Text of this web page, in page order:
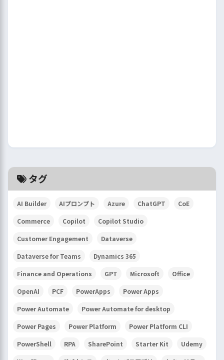
タグ
AI Builder AIプロンプト Azure ChatGPT CoE
Commerce Copilot Copilot Studio
Customer Engagement Dataverse
Dataverse for Teams Dynamics 365
Finance and Operations GPT Microsoft Office
OpenAI PCF PowerApps Power Apps
Power Automate Power Automate for desktop
Power Pages Power Platform Power Platform CLI
PowerShell RPA SharePoint Starter Kit Udemy